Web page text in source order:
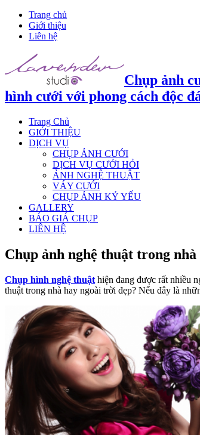
Trang chủ
Giới thiệu
Liên hệ
Chụp ảnh
hình cưới với phong cách độc
Trang Chủ
GIỚI THIỆU
DỊCH VỤ
CHỤP ẢNH CƯỚI
DỊCH VỤ CƯỚI HỎI
ẢNH NGHỆ THUẬT
VÁY CƯỚI
CHỤP ẢNH KỶ YẾU
GALLERY
BÁO GIÁ CHỤP
LIÊN HỆ
Chụp ảnh nghệ thuật trong
Chụp hình nghệ thuật hiện đang được rất nhiều
thuật trong nhà hay ngoài trời đẹp? Nếu đây là